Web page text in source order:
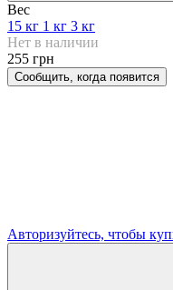
Вес
15 кг 1 кг 3 кг
Нет в наличии
255 грн
Сообщить, когда появится
Авторизуйтесь, чтобы